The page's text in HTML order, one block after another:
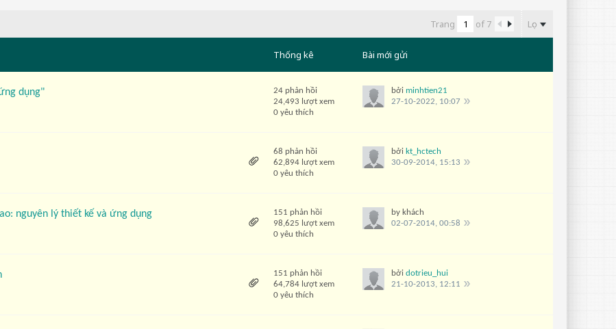
Trang of 7 Lọc
Thống kê Bài mới gửi
dụng"
24 phản hồi
24,493 lượt xem
0 yêu thích
bởi minhtien21
27-10-2022, 10:07
68 phản hồi
62,894 lượt xem
0 yêu thích
bởi kt_hctech
30-09-2014, 15:13
nguyên lý thiết kế và ứng dụng
151 phản hồi
98,625 lượt xem
0 yêu thích
by khách
02-07-2014, 00:58
151 phản hồi
64,784 lượt xem
0 yêu thích
bởi dotrieu_hui
21-10-2013, 12:11